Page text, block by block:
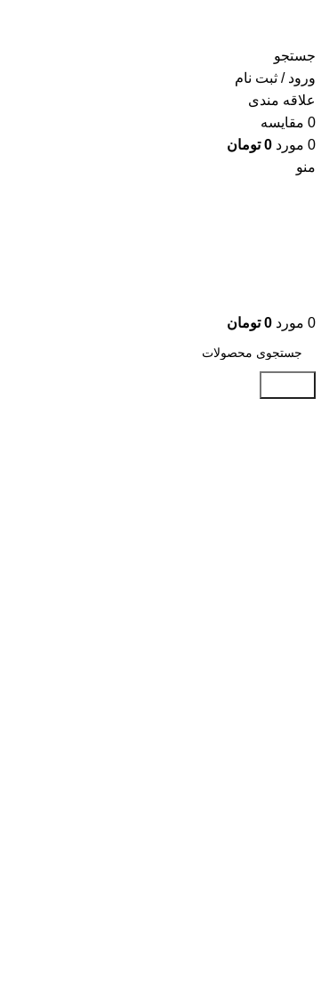
جستجو
ورود / ثبت نام
علاقه مندی
0 مقايسه
0 مورد 0 تومان
منو
0 مورد 0 تومان